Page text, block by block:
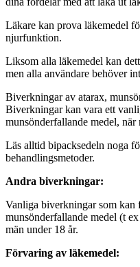
Läkare kan prova läkemedel
njurfunktion.
Liksom alla läkemedel kan
men alla användare behöver
Biverkningar av atarax,
Biverkningar kan vara ett
munsönderfallande medel, när
Läs alltid bipacksedeln noga
behandlingsmetoder.
Andra biverkningar:
Vanliga biverkningar som
munsönderfallande medel (t
män under 18 år.
Förvaring av läkemedel: